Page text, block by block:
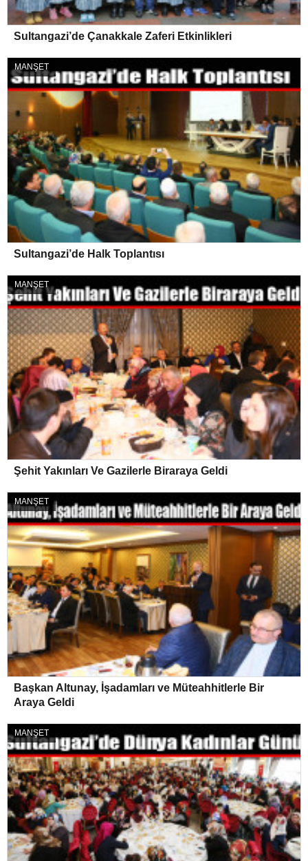
Sultangazi’de Çanakkale Zaferi Etkinlikleri
MANŞET
Sultangazi’de Halk Toplantısı
MANŞET
Şehit Yakınları Ve Gazilerle Biraraya Geldi
MANŞET
Başkan Altunay, İşadamları ve Müteahhitlerle Bir
Araya Geldi
MANŞET